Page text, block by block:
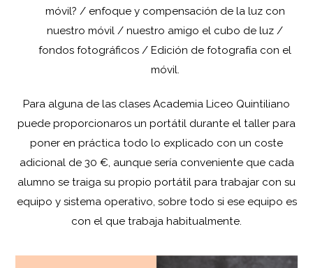
móvil? / enfoque y compensación de la luz con
nuestro móvil / nuestro amigo el cubo de luz /
fondos fotográficos / Edición de fotografía con el
móvil.
Para alguna de las clases Academia Liceo Quintiliano
puede proporcionaros un portátil durante el taller para
poner en práctica todo lo explicado con un coste
adicional de 30 €, aunque sería conveniente que cada
alumno se traiga su propio portátil para trabajar con su
equipo y sistema operativo, sobre todo si ese equipo es
con el que trabaja habitualmente.